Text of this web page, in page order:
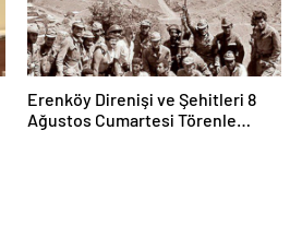
Erenköy Direnişi ve Şehitleri 8
Ağustos Cumartesi Törenle